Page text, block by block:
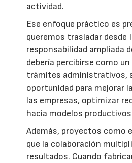
actividad.
Ese enfoque práctico es
queremos trasladar desde
responsabilidad ampliada
debería percibirse como
trámites administrativos,
oportunidad para mejorar
las empresas, optimizar
hacia modelos
Además, proyectos como
que la colaboración
resultados. Cuando